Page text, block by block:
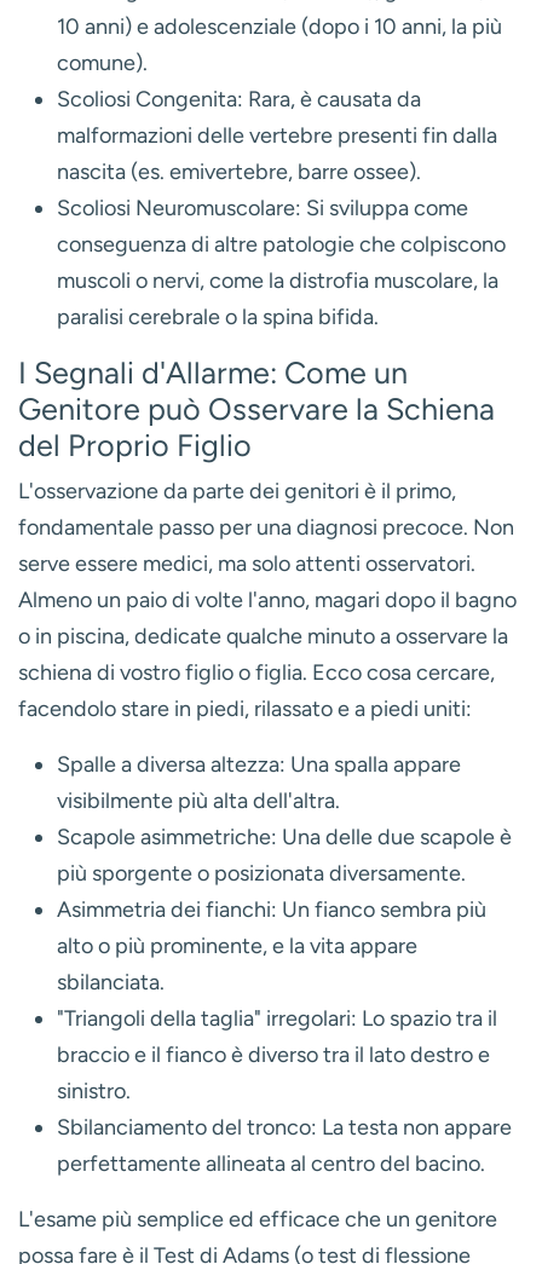
10 anni) e adolescenziale (dopo i 10 anni, la più
comune).
Scoliosi Congenita: Rara, è causata da
malformazioni delle vertebre presenti fin dalla
nascita (es. emivertebre, barre ossee).
Scoliosi Neuromuscolare: Si sviluppa come
conseguenza di altre patologie che colpiscono
muscoli o nervi, come la distrofia muscolare, la
paralisi cerebrale o la spina bifida.
I Segnali d'Allarme: Come un
Genitore può Osservare la Schiena
del Proprio Figlio
L'osservazione da parte dei genitori è il primo,
fondamentale passo per una diagnosi precoce. Non
serve essere medici, ma solo attenti osservatori.
Almeno un paio di volte l'anno, magari dopo il bagno
o in piscina, dedicate qualche minuto a osservare la
schiena di vostro figlio o figlia. Ecco cosa cercare,
facendolo stare in piedi, rilassato e a piedi uniti:
Spalle a diversa altezza: Una spalla appare
visibilmente più alta dell'altra.
Scapole asimmetriche: Una delle due scapole è
più sporgente o posizionata diversamente.
Asimmetria dei fianchi: Un fianco sembra più
alto o più prominente, e la vita appare
sbilanciata.
"Triangoli della taglia" irregolari: Lo spazio tra il
braccio e il fianco è diverso tra il lato destro e
sinistro.
Sbilanciamento del tronco: La testa non appare
perfettamente allineata al centro del bacino.
L'esame più semplice ed efficace che un genitore
possa fare è il Test di Adams (o test di flessione